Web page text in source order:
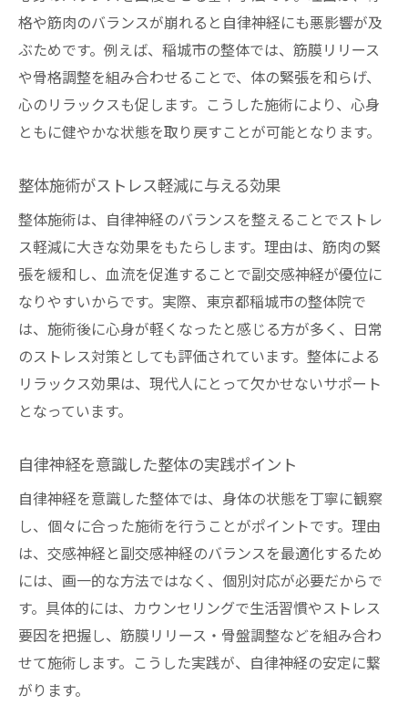
格や筋肉のバランスが崩れると自律神経にも悪影響が及
ぶためです。例えば、稲城市の整体では、筋膜リリース
や骨格調整を組み合わせることで、体の緊張を和らげ、
心のリラックスも促します。こうした施術により、心身
ともに健やかな状態を取り戻すことが可能となります。
整体施術がストレス軽減に与える効果
整体施術は、自律神経のバランスを整えることでストレ
ス軽減に大きな効果をもたらします。理由は、筋肉の緊
張を緩和し、血流を促進することで副交感神経が優位に
なりやすいからです。実際、東京都稲城市の整体院で
は、施術後に心身が軽くなったと感じる方が多く、日常
のストレス対策としても評価されています。整体による
リラックス効果は、現代人にとって欠かせないサポート
となっています。
自律神経を意識した整体の実践ポイント
自律神経を意識した整体では、身体の状態を丁寧に観察
し、個々に合った施術を行うことがポイントです。理由
は、交感神経と副交感神経のバランスを最適化するため
には、画一的な方法ではなく、個別対応が必要だからで
す。具体的には、カウンセリングで生活習慣やストレス
要因を把握し、筋膜リリース・骨盤調整などを組み合わ
せて施術します。こうした実践が、自律神経の安定に繋
がります。